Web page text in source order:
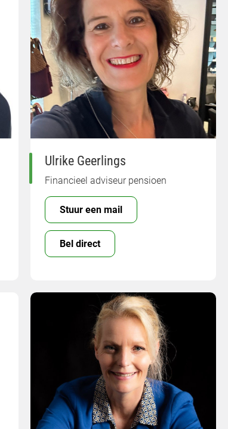
Ulrike Geerlings
Financieel adviseur pensioen
Stuur een mail
Bel direct